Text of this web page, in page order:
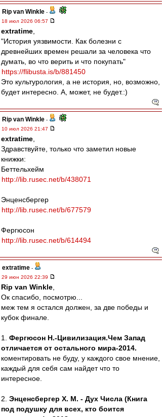
Rip van Winkle -
18 июл 2026 06:57
extratime
"История уязвимости. Как болезни с
древнейших времен решали за человека что
думать, во что верить и что покупать"
https://flibusta.is/b/881450
Это культурология, а не история, но, возможно,
будет интересно. А, может, не будет.:)
Rip van Winkle -
10 июл 2026 21:47
extratime
Здравствуйте, только что заметил новые
книжки:
Беттельхeйм
http://lib.rusec.net/b/438071
Энценсбергер
http://lib.rusec.net/b/677579
Фергюсон
http://lib.rusec.net/b/614494
extratime -
29 июн 2026 22:39
Rip van Winkle
Ок спасибо, посмотрю...
меж тем я остался должен, за две победы и
кубок финале.
1. Фергюсон Н.-Цивилизация.Чем Запад
отличается от остального мира-2014.
коментировать не буду, у каждого свое мнение,
каждый для себя сам найдет что то
интересное.
2. Энценсбергер Х. М. - Дух Числа (Книга
под подушку для всех, кто боится